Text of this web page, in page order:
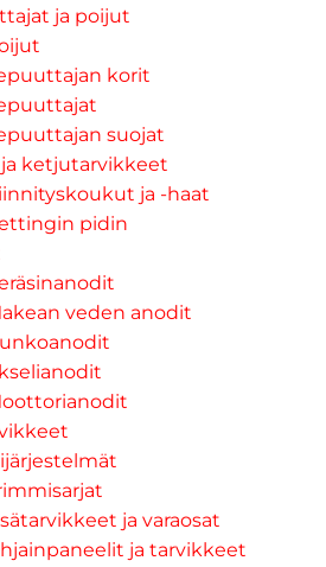
ja poijut
korit
suojat
ketjutarvikkeet
ja -haat
pidin
veden anodit
ja varaosat
ja tarvikkeet